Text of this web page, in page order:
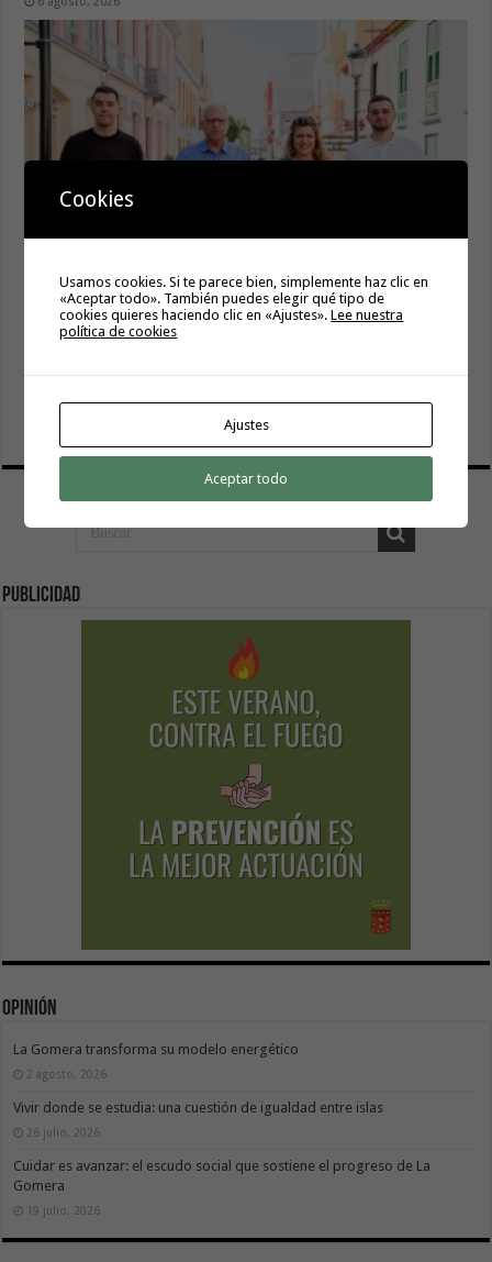
La campaña de verano del Bono Consumo inyecta más de
1,1 millones de euros en el tejido económico de La
Gomera
6 agosto, 2026
El Ayuntamiento de Hermigua licita la instalación de 30
farolas fotovoltaicas en la subida a Las Cabezadas
Publicidad
Opinión
La Gomera transforma su modelo energético
2 agosto, 2026
Vivir donde se estudia: una cuestión de igualdad entre islas
26 julio, 2026
Cuidar es avanzar: el escudo social que sostiene el progreso de La
Gomera
19 julio, 2026
Cookies
Usamos cookies. Si te parece bien, simplemente haz clic en
«Aceptar todo». También puedes elegir qué tipo de
cookies quieres haciendo clic en «Ajustes».Lee nuestra
política de cookies
Ajustes
Aceptar todo